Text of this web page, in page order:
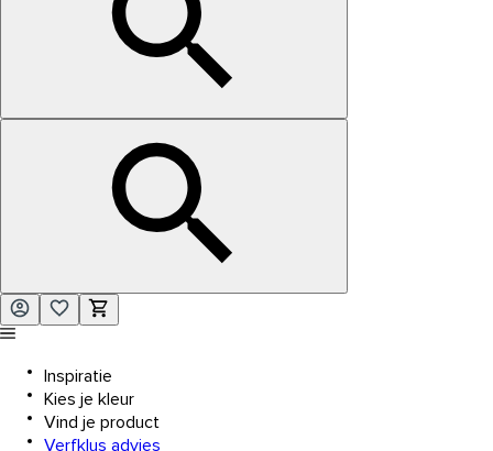
Inspiratie
Kies je kleur
Vind je product
Verfklus advies